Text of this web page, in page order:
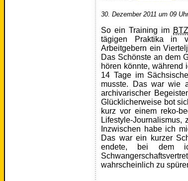
30. Dezember 2011 um 09
So ein Training im BTZ
tägigen Praktika in
Arbeitgebern ein
Das Schönste an dem
hören könnte, während
14 Tage im
musste. Das war wie
archivarischer
Glücklicherweise bot
kurz vor einem reko-
Lifestyle-
Inzwischen habe ich
Das war ein kurzer
endete, bei dem
wahrscheinlich zu